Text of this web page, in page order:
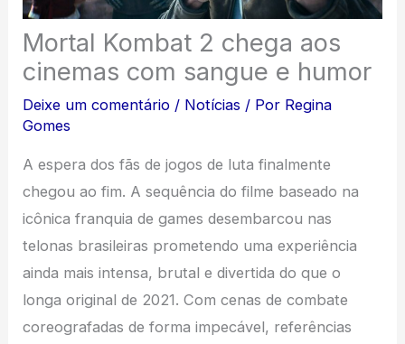
Mortal Kombat 2 chega aos
cinemas com sangue e humor
Deixe um comentário / Notícias / Por Regina
Gomes
A espera dos fãs de jogos de luta finalmente
chegou ao fim. A sequência do filme baseado na
icônica franquia de games desembarcou nas
telonas brasileiras prometendo uma experiência
ainda mais intensa, brutal e divertida do que o
longa original de 2021. Com cenas de combate
coreografadas de forma impecável, referências